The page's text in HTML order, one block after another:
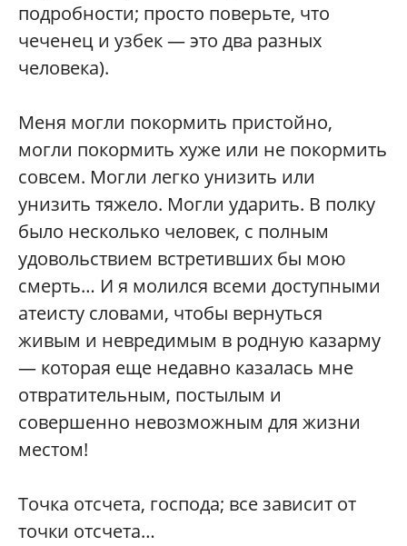
подробности; просто поверьте, что
чеченец и узбек — это два разных
человека).
Меня могли покормить пристойно,
могли покормить хуже или не покормить
совсем. Могли легко унизить или
унизить тяжело. Могли ударить. В полку
было несколько человек, с полным
удовольствием встретивших бы мою
смерть… И я молился всеми доступными
атеисту словами, чтобы вернуться
живым и невредимым в родную казарму
— которая еще недавно казалась мне
отвратительным, постылым и
совершенно невозможным для жизни
местом!
Точка отсчета, господа; все зависит от
точки отсчета…